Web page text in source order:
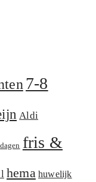
7-8
Aldi
fris &
hema huwelijk